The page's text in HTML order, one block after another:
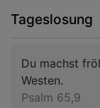
Tageslosung
Du machst
Westen.
Psalm 65,9